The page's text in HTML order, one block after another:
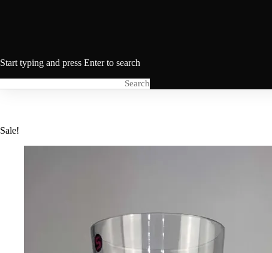
Start typing and press Enter to search
Sale!